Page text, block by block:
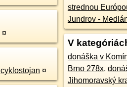
¤
cyklostojan ¤
strednou
Jundrov -
V
donáška v
Brno 278x,
Jihomoravský